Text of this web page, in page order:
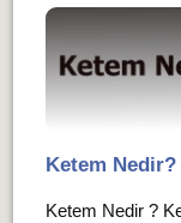
Ketem Nedir?
Ketem Nedir ?